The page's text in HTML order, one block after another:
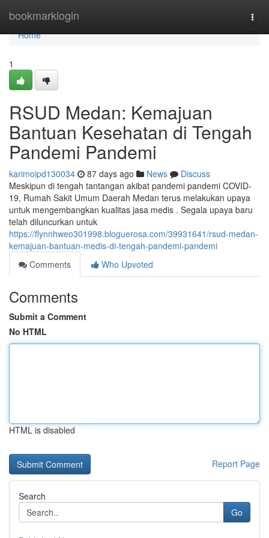
bookmarklogin
Home
Home
1
RSUD Medan: Kemajuan
Bantuan Kesehatan di Tengah
Pandemi Pandemi
karimoipd130034 87 days ago News
Discuss
Meskipun di tengah tantangan akibat pandemi pandemi COVID-
19, Rumah Sakit Umum Daerah Medan terus melakukan upaya
untuk mengembangkan kualitas jasa medis . Segala upaya baru
telah diluncurkan untuk
https://flynnhweo301998.bloguerosa.com/39931641/rsud-medan-
kemajuan-bantuan-medis-di-tengah-pandemi-pandemi
Comments
Who Upvoted
Comments
Submit a Comment
No HTML
HTML is disabled
Report Page
Search
Go